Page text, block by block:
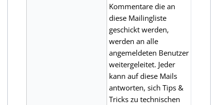
Kommentare die an
diese Mailingliste
geschickt werden,
werden an alle
angemeldeten Benutzer
weitergeleitet. Jeder
kann auf diese Mails
antworten, sich Tips &
Tricks zu technischen